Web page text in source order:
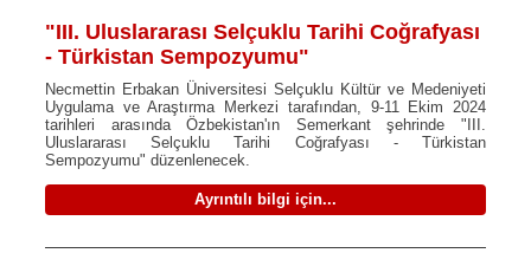
"III. Uluslararası Selçuklu Tarihi Coğrafyası
- Türkistan Sempozyumu"
Necmettin Erbakan Üniversitesi Selçuklu Kültür ve Medeniyeti
Uygulama ve Araştırma Merkezi tarafından, 9-11 Ekim 2024
tarihleri arasında Özbekistan'ın Semerkant şehrinde "III.
Uluslararası Selçuklu Tarihi Coğrafyası - Türkistan
Sempozyumu" düzenlenecek.
Ayrıntılı bilgi için...